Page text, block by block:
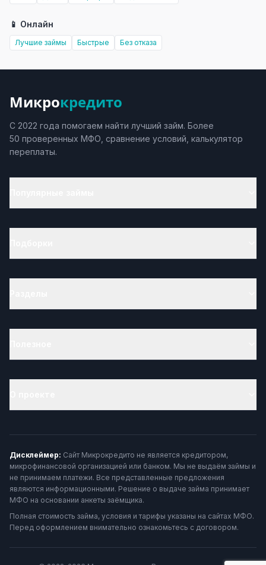
📱 Онлайн
Лучшие займы Быстрые Без отказа
Микрокредито
С 2022 года помогаем найти лучший займ. Более
50 проверенных МФО, сравнение условий, калькулятор
переплаты.
Дисклеймер: Сайт Микрокредито не является кредитором,
микрофинансовой организацией или банком. Мы не выдаём займы и
не принимаем платежи. Все представленные предложения
являются информационными. Решение о выдаче займа принимает
МФО на основании анкеты заёмщика.
Полная стоимость займа, условия и тарифы указаны на сайтах МФО.
Перед оформлением внимательно ознакомьтесь с договором.